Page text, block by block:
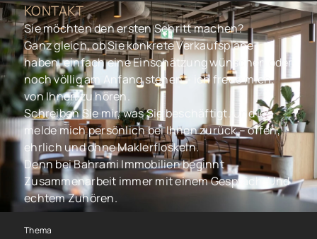
KONTAKT
Sie möchten den ersten Schritt machen?
Ganz gleich, ob Sie konkrete Verkaufspläne
haben, einfach eine Einschätzung wünschen oder
noch völlig am Anfang stehen – ich freue mich,
von Ihnen zu hören.
Schreiben Sie mir, was Sie beschäftigt. Und ich
melde mich persönlich bei Ihnen zurück – offen,
ehrlich und ohne Maklerfloskeln.
Denn bei Bahrami Immobilien beginnt
Zusammenarbeit immer mit einem Gespräch. Und
echtem Zuhören.
Thema